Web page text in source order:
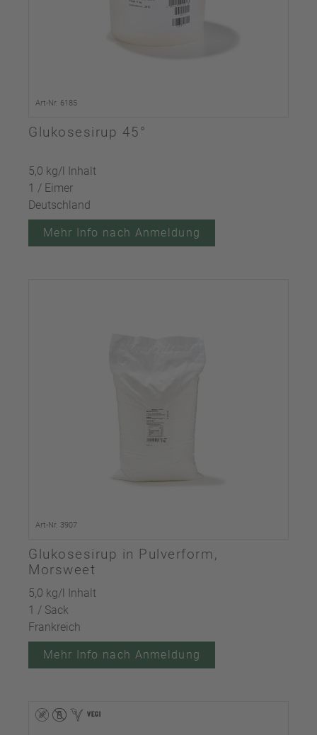
Art-Nr. 6185
Glukosesirup 45°
5,0 kg/l Inhalt
1 / Eimer
Deutschland
Mehr Info nach Anmeldung
Art-Nr. 3907
Glukosesirup in Pulverform,
Morsweet
5,0 kg/l Inhalt
1 / Sack
Frankreich
Mehr Info nach Anmeldung